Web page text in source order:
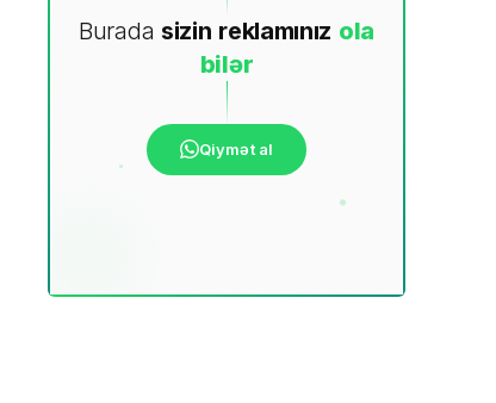
Burada sizin reklamınız ola
bilər
Qiymət al